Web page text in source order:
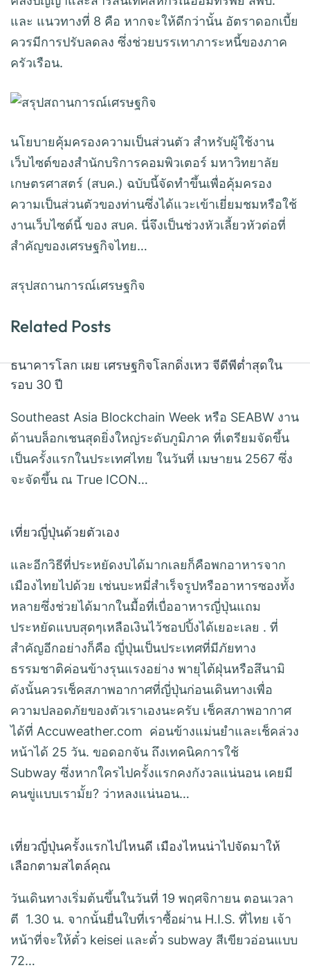
และ แนวทางที่ 8 คือ หากจะให้ดีกว่านั้น อัตราดอกเบี้ย
ควรมีการปรับลดลง ซึ่งช่วยบรรเทาภาระหนี้ของภาค
ครัวเรือน.
นโยบายคุ้มครองความเป็นส่วนตัว สำหรับผู้ใช้งาน
เว็บไซต์ของสำนักบริการคอมพิวเตอร์ มหาวิทยาลัย
เกษตรศาสตร์ (สบค.) ฉบับนี้จัดทำขึ้นเพื่อคุ้มครอง
ความเป็นส่วนตัวของท่านซึ่งได้แวะเข้าเยี่ยมชมหรือใช้
งานเว็บไซต์นี้ ของ สบค. นี่จึงเป็นช่วงหัวเลี้ยวหัวต่อที่
สำคัญของเศรษฐกิจไทย…
สรุปสถานการณ์เศรษฐกิจ
Related Posts
ธนาคารโลก เผย เศรษฐกิจโลกดิ่งเหว จีดีพีต่ำสุดใน
รอบ 30 ปี
Southeast Asia Blockchain Week หรือ SEABW งาน
ด้านบล็อกเชนสุดยิ่งใหญ่ระดับภูมิภาค ที่เตรียมจัดขึ้น
เป็นครั้งแรกในประเทศไทย ในวันที่ เมษายน 2567 ซึ่ง
จะจัดขึ้น ณ True ICON…
เที่ยวญี่ปุ่นด้วยตัวเอง
และอีกวิธีที่ประหยัดงบได้มากเลยก็คือพกอาหารจาก
เมืองไทยไปด้วย เช่นบะหมี่สำเร็จรูปหรืออาหารซองทั้ง
หลายซึ่งช่วยได้มากในมื้อที่เบื่ออาหารญี่ปุ่นแถม
ประหยัดแบบสุดๆเหลือเงินไว้ชอปปิ้งได้เยอะเลย . ที่
สำคัญอีกอย่างก็คือ ญี่ปุ่นเป็นประเทศที่มีภัยทาง
ธรรมชาติค่อนข้างรุนแรงอย่าง พายุไต้ฝุ่นหรือสึนามิ
ดังนั้นควรเช็คสภาพอากาศที่ญี่ปุ่นก่อนเดินทางเพื่อ
ความปลอดภัยของตัวเราเองนะครับ เช็คสภาพอากาศ
ได้ที่ Accuweather.com ค่อนข้างแม่นยำและเช็คล่วง
หน้าได้ 25 วัน. ขอดอกจัน ถึงเทคนิคการใช้
Subway ซึ่งหากใครไปครั้งแรกคงกังวลแน่นอน เคยมี
คนขู่แบบเรามั้ย? ว่าหลงแน่นอน…
เที่ยวญี่ปุ่นครั้งแรกไปไหนดี เมืองไหนน่าไปจัดมาให้
เลือกตามสไตล์คุณ
วันเดินทางเริ่มต้นขึ้นในวันที่ 19 พฤศจิกายน ตอนเวลา
ตี 1.30 น. จากนั้นยื่นใบที่เราซื้อผ่าน H.I.S. ที่ไทย เจ้า
หน้าที่จะให้ตั๋ว keisei และตั๋ว subway สีเขียวอ่อนแบบ
72…